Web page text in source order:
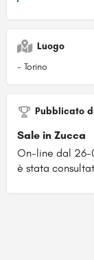
Luogo
- Torino
Pubblicato
Sale in Zucca
On-line dal 26-
è stata